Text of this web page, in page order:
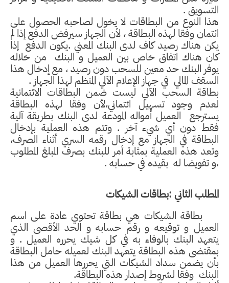
التسويق .
هذا النوع من البطاقات لا يخول لصاحبه الحصول على
ائتمان وفقا لهذه البطاقة ، لأن الجهاز سيرفض الدفع إذا لم
يكن هناك رصيد كاف لدى البنك المعني .يكون الدفع إذا
كان هناك اتفاق خاص بين العميل و البنك من خلاله
يوفر البنك حد معين للسحب دون رصيد ، مع إدخال هذا
السقف المالي في جهاز الإعلام الآلي المنظم لهذا الجهاز .
بطاقة السحب الآلي ليست ضمن البطاقات الائتمانية
لعدم وجود تسهيل ائتماني،لأن وفقا لهذه البطاقة
يسترجع العميل أمواله المودعة لدى البنك بطريقة آلية
فقط دون أي شيء آخر . وتتم هذه العملية بإدخال
البطاقة في الجهاز مع إدخال رقمه السري أثناء الصرف،
وتعد هذه العملية بمثابة أمر للبنك بصرف المبلغ المطلوب
،و تفويضا له بقيده في حسابه .
المطلب الثاني :بطاقات الشيكات
بطاقة الشيكات هي بطاقة تحتوي عادة على اسم
العميل و توقيعه و رقم حسابه و الحد الأقصى الذي
يتعهد البنك بالوفاء به في كل شيك يحرره العميل . و
بمقتضى هذه البطاقة يتعهد البنك لعميله حامل البطاقة
بأن يضمن سداد الشيكات التي يحررها العميل من هذا
البنك وفقا لشروط إصدار هذه البطاقة.